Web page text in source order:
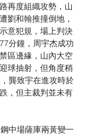
再度組織攻勢，山
劉和翰推撞倒地，
意犯規，場上判決
分鐘，周宇杰成功
區邊緣，山內大空
球抽射，但角度稍
龔致宇在進攻時於
，但主裁判並未有
中場薩庫兩黃變一